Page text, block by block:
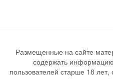
Размещенные на сайте
содержать
пользователей старше 18